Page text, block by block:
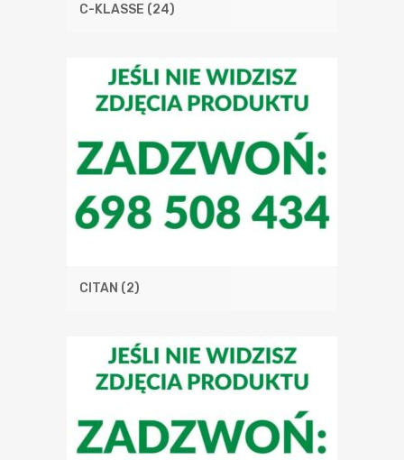
C-KLASSE (24)
CITAN (2)